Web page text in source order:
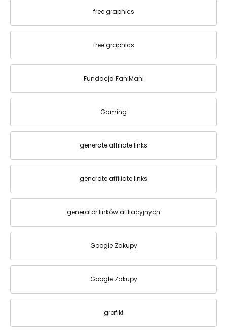
free graphics
free graphics
Fundacja FaniMani
Gaming
generate affiliate links
generate affiliate links
generator linków afiliacyjnych
Google Zakupy
Google Zakupy
grafiki